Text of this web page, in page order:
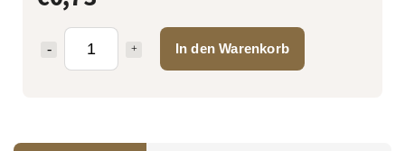
In den Warenkorb